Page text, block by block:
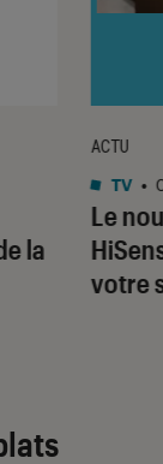
la
Le
votre
ACTU
TV •